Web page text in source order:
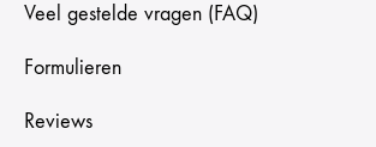
Veel gestelde vragen (FAQ)
Formulieren
Reviews